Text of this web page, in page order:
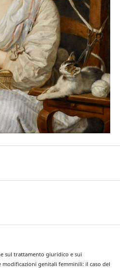
sul trattamento giuridico e sui
modificazioni genitali femminili: il caso del